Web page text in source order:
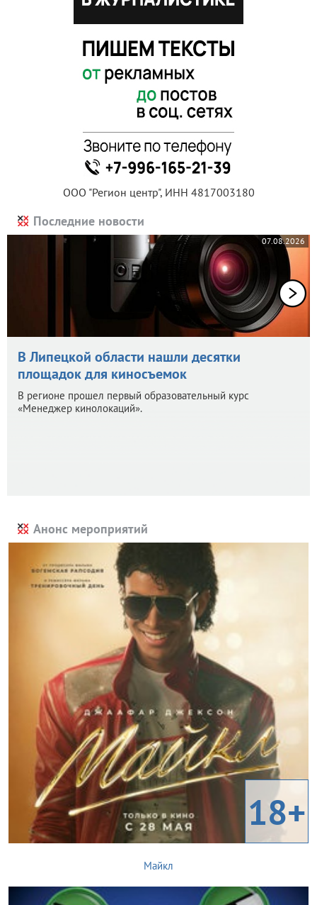
ООО "Регион центр", ИНН 4817003180
Последние новости
07.08.2026
В Липецкой области нашли десятки
площадок для киносъемок
В регионе прошел первый образовательный курс
«Менеджер кинолокаций».
Анонс мероприятий
18+
Майкл